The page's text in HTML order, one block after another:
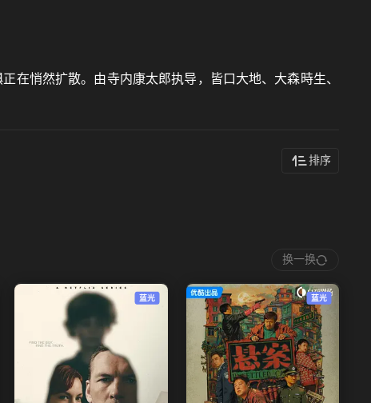
在悄然扩散。由寺内康太郎执导，皆口大地、大森時生、
排序
换一换
蓝光 蓝光